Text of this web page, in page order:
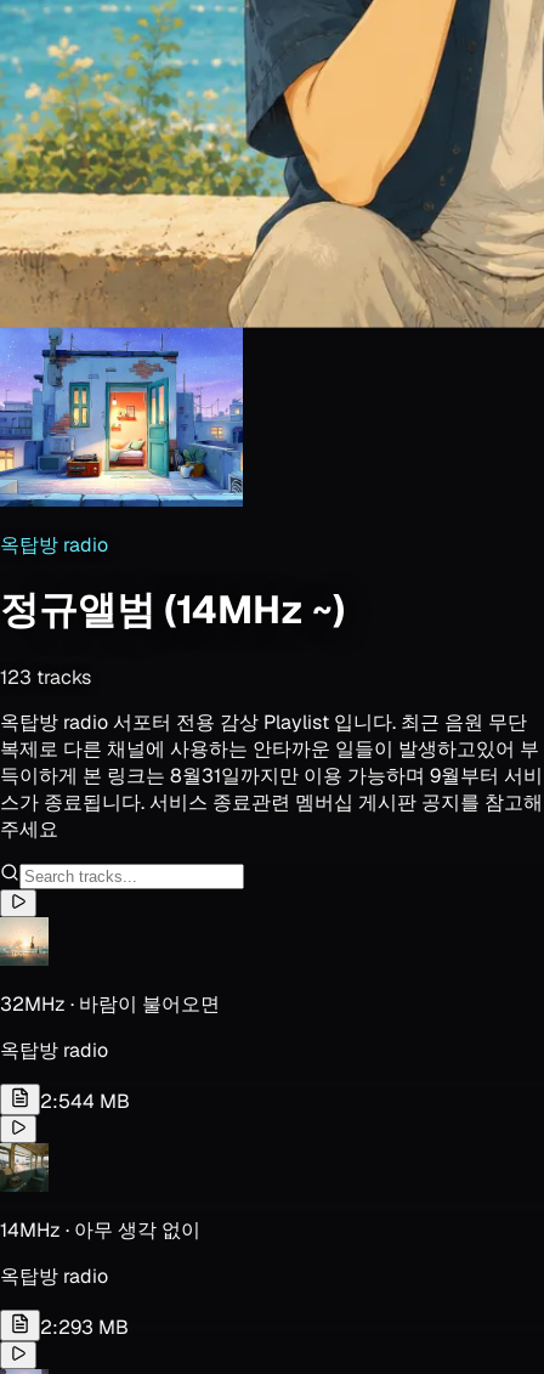
옥탑방 radio
정규앨범 (14MHz ~)
123 tracks
옥탑방 radio 서포터 전용 감상 Playlist 입니다. 최근 음원 무단
복제로 다른 채널에 사용하는 안타까운 일들이 발생하고있어 부
득이하게 본 링크는 8월31일까지만 이용 가능하며 9월부터 서비
스가 종료됩니다. 서비스 종료관련 멤버십 게시판 공지를 참고해
주세요
32MHz · 바람이 불어오면
옥탑방 radio
2:544 MB
14MHz · 아무 생각 없이
옥탑방 radio
2:293 MB